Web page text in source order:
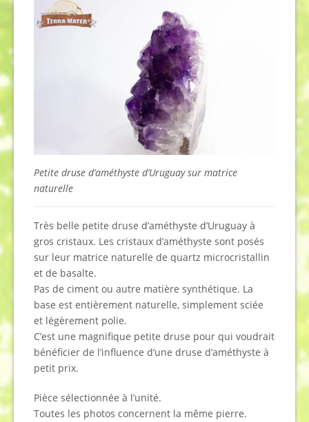
Petite druse d’améthyste d’Uruguay sur matrice
naturelle
Très belle petite druse d’améthyste d’Uruguay à
gros cristaux. Les cristaux d’améthyste sont posés
sur leur matrice naturelle de quartz microcristallin
et de basalte.
Pas de ciment ou autre matière synthétique. La
base est entièrement naturelle, simplement sciée
et légèrement polie.
C’est une magnifique petite druse pour qui voudrait
bénéficier de l’influence d’une druse d’améthyste à
petit prix.
Pièce sélectionnée à l’unité.
Toutes les photos concernent la même pierre.